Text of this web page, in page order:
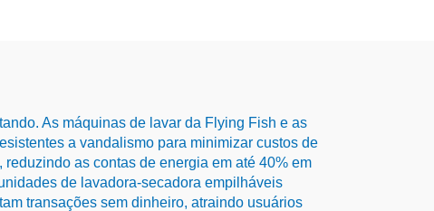
As máquinas de lavar da Flying Fish e as
a vandalismo para minimizar custos de
as contas de energia em até 40% em
de lavadora-secadora empilháveis
transações sem dinheiro, atraindo usuários